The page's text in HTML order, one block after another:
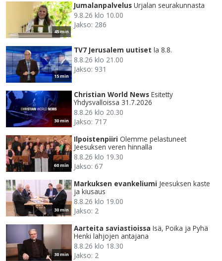
45 min
Jumalanpalvelus Urjalan seurakunnasta
9.8.26 klo 10.00
Jakso: 286
15 min
TV7 Jerusalem uutiset la 8.8.
8.8.26 klo 21.00
Jakso: 931
30 min
Christian World News Esitetty
Yhdysvalloissa 31.7.2026
8.8.26 klo 20.30
Jakso: 717
60 min
Ilpoistenpiiri Olemme pelastuneet
Jeesuksen veren hinnalla
8.8.26 klo 19.30
Jakso: 67
30 min
Markuksen evankeliumi Jeesuksen kaste
ja kiusaus
8.8.26 klo 19.00
Jakso: 2
30 min
Aarteita saviastioissa Isä, Poika ja Pyhä
Henki lahjojen antajana
8.8.26 klo 18.30
Jakso: 2